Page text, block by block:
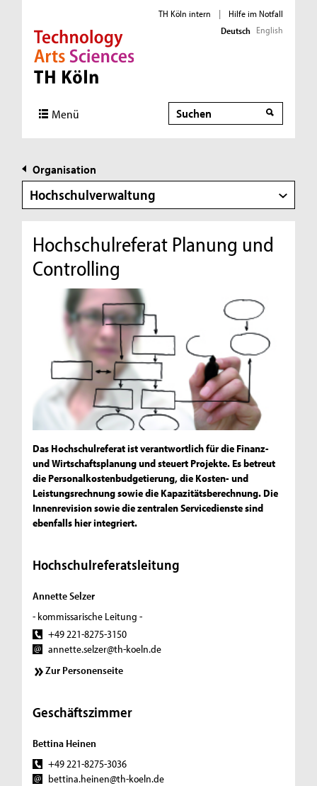
Direkt zur Hauptnavigation
Direkt zur Subnavigation
Direkt zum Inhalt
Direkt zum Fußbereich
TH Köln intern |
Hilfe im Notfall
Deutsch English
Menü Suche
Organisation
Hochschulverwaltung
Hochschulreferat Planung und
Controlling
Das Hochschulreferat ist verantwortlich für die Finanz-
und Wirtschaftsplanung und steuert Projekte. Es betreut
die Personalkostenbudgetierung, die Kosten- und
Leistungsrechnung sowie die Kapazitätsberechnung. Die
Innenrevision sowie die zentralen Servicedienste sind
ebenfalls hier integriert.
Hochschulreferatsleitung
Annette Selzer
- kommissarische Leitung -
+49 221-8275-3150
annette.selzer@th-koeln.de
Zur Personenseite
Geschäftszimmer
Bettina Heinen
+49 221-8275-3036
bettina.heinen@th-koeln.de